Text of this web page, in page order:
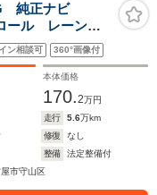
純正ナビ
ール レーンキ
ム 純正アルミ
トライト ウィ
ン相談可 360°画像付
本体価格
170.2万円
走行 5.6万km
修復
なし
整備
法定整備付
市守山区